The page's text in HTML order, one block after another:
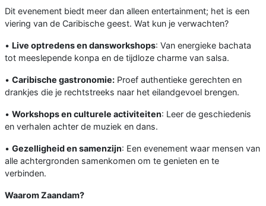
Dit evenement biedt meer dan alleen entertainment; het is een
viering van de Caribische geest. Wat kun je verwachten?
• Live optredens en dansworkshops: Van energieke bachata
tot meeslepende konpa en de tijdloze charme van salsa.
• Caribische gastronomie: Proef authentieke gerechten en
drankjes die je rechtstreeks naar het eilandgevoel brengen.
• Workshops en culturele activiteiten: Leer de geschiedenis
en verhalen achter de muziek en dans.
• Gezelligheid en samenzijn: Een evenement waar mensen van
alle achtergronden samenkomen om te genieten en te
verbinden.
Waarom Zaandam?